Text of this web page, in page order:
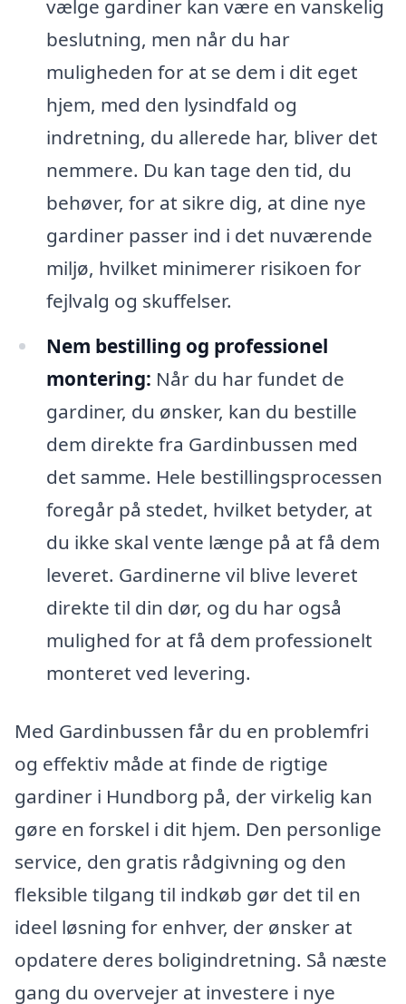
vælge gardiner kan være en vanskelig
beslutning, men når du har
muligheden for at se dem i dit eget
hjem, med den lysindfald og
indretning, du allerede har, bliver det
nemmere. Du kan tage den tid, du
behøver, for at sikre dig, at dine nye
gardiner passer ind i det nuværende
miljø, hvilket minimerer risikoen for
fejlvalg og skuffelser.
Nem bestilling og professionel
montering: Når du har fundet de
gardiner, du ønsker, kan du bestille
dem direkte fra Gardinbussen med
det samme. Hele bestillingsprocessen
foregår på stedet, hvilket betyder, at
du ikke skal vente længe på at få dem
leveret. Gardinerne vil blive leveret
direkte til din dør, og du har også
mulighed for at få dem professionelt
monteret ved levering.
Med Gardinbussen får du en problemfri
og effektiv måde at finde de rigtige
gardiner i Hundborg på, der virkelig kan
gøre en forskel i dit hjem. Den personlige
service, den gratis rådgivning og den
fleksible tilgang til indkøb gør det til en
ideel løsning for enhver, der ønsker at
opdatere deres boligindretning. Så næste
gang du overvejer at investere i nye